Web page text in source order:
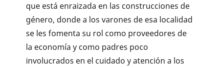
que está enraizada en las construcciones de
género, donde a los varones de esa localidad
se les fomenta su rol como proveedores de
la economía y como padres poco
involucrados en el cuidado y atención a los